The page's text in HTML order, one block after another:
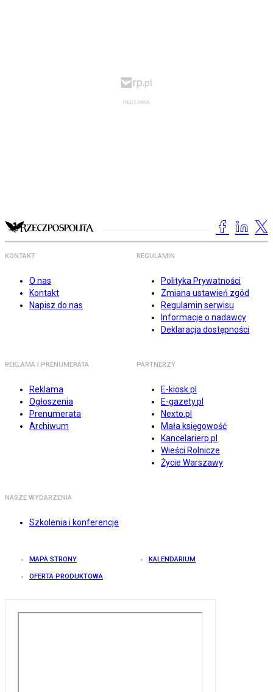
KONTAKT
O nas
Kontakt
Napisz do nas
REGULAMIN
Polityka Prywatności
Zmiana ustawień zgód
Regulamin serwisu
Informacje o nadawcy
Deklaracja dostępności
REKLAMA I PRENUMERATA
Reklama
Ogłoszenia
Prenumerata
Archiwum
PARTNERZY
E-kiosk.pl
E-gazety.pl
Nexto.pl
Mała księgowość
Kancelarierp.pl
Wieści Rolnicze
Życie Warszawy
NASZE WYDARZENIA
Szkolenia i konferencje
MAPA STRONY KALENDARIUM
OFERTA PRODUKTOWA